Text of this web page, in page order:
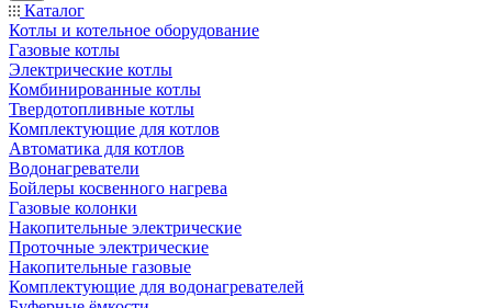
Каталог
Котлы и котельное оборудование
Газовые котлы
Электрические котлы
Комбинированные котлы
Твердотопливные котлы
Комплектующие для котлов
Автоматика для котлов
Водонагреватели
Бойлеры косвенного нагрева
Газовые колонки
Накопительные электрические
Проточные электрические
Накопительные газовые
Комплектующие для водонагревателей